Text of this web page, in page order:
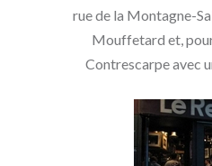
rue de la Montagne-
Mouffetard et,
Contrescarpe avec